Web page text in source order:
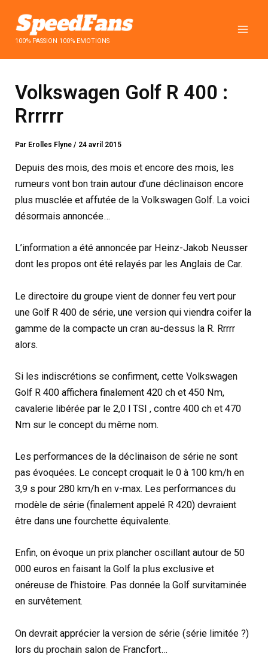
contenu100% PASSION 100% EMOTIONS
Volkswagen Golf R 400 :
Rrrrrr
Par Erolles Flyne/ 24 avril 2015
Depuis des mois, des mois et encore des mois, les
rumeurs vont bon train autour d’une déclinaison encore
plus musclée et affutée de la Volkswagen Golf. La voici
désormais annoncée…
L’information a été annoncée par Heinz-Jakob Neusser
dont les propos ont été relayés par les Anglais de Car.
Le directoire du groupe vient de donner feu vert pour
une Golf R 400 de série, une version qui viendra coifer la
gamme de la compacte un cran au-dessus la R. Rrrrr
alors.
Si les indiscrétions se confirment, cette Volkswagen
Golf R 400 affichera finalement 420 ch et 450 Nm,
cavalerie libérée par le 2,0 l TSI , contre 400 ch et 470
Nm sur le concept du même nom.
Les performances de la déclinaison de série ne sont
pas évoquées. Le concept croquait le 0 à 100 km/h en
3,9 s pour 280 km/h en v-max. Les performances du
modèle de série (finalement appelé R 420) devraient
être dans une fourchette équivalente.
Enfin, on évoque un prix plancher oscillant autour de 50
000 euros en faisant la Golf la plus exclusive et
onéreuse de l’histoire. Pas donnée la Golf survitaminée
en survêtement.
On devrait apprécier la version de série (série limitée ?)
lors du prochain salon de Francfort…